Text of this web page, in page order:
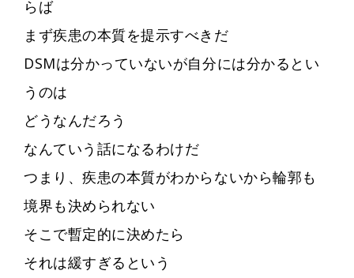
らば
まず疾患の本質を提示すべきだ
DSMは分かっていないが自分には分かるとい
うのは
どうなんだろう
なんていう話になるわけだ
つまり、疾患の本質がわからないから輪郭も
境界も決められない
そこで暫定的に決めたら
それは緩すぎるという